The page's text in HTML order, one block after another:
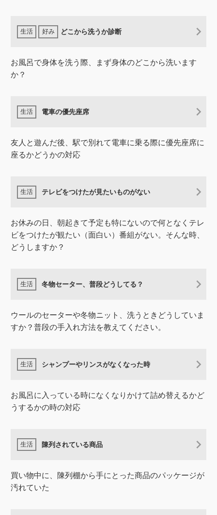
どこから洗うか診断
お風呂で身体を洗う際、まず身体のどこから洗います
か？
電車の優先座席
友人と遊んだ後、駅で別れて電車に乗る際に優先座席に
座るかどうかの対応
テレビをつけたが見たいものがない
お休みの日、朝起きて予定も特にないので何となくテレ
ビをつけたが観たい（面白い）番組がない。そんな時、
どうしますか？
冬物セーター、普段どうしてる？
ウールのセーターや冬物ニット、洗うときどうしていま
すか？普段の手入れ方法を教えてください。
シャンプーやリンスがなくなった時
お風呂に入っている時になくなりかけて詰め替えるかど
うするかの時の対応
陳列されている商品
買い物中に、陳列棚から手にとった商品のパッケージが
汚れていた